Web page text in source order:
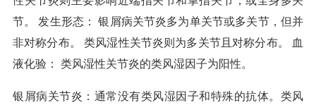
节。 发生形态： 银屑病关节炎多为单关节或多关节，但并
非对称分布。 类风湿性关节炎则为多关节且对称分布。 血
液化验： 类风湿性关节炎的类风湿因子为阳性。
银屑病关节炎：通常没有类风湿因子和特殊的抗体。类风